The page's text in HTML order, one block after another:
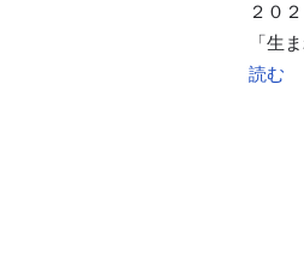
２０
「生
読む